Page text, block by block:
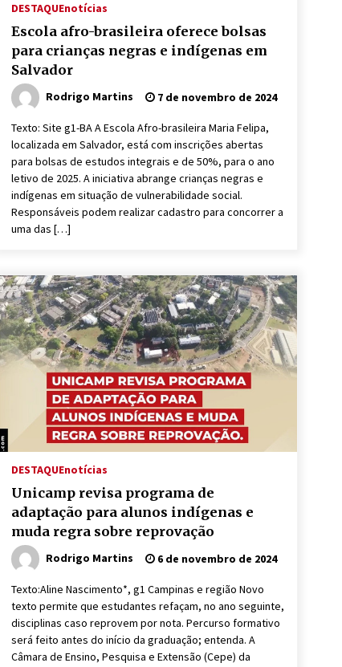
DESTAQUEnotícias
Escola afro-brasileira oferece bolsas
para crianças negras e indígenas em
Salvador
Rodrigo Martins 7 de novembro de 2024
Texto: Site g1-BA A Escola Afro-brasileira Maria Felipa,
localizada em Salvador, está com inscrições abertas
para bolsas de estudos integrais e de 50%, para o ano
letivo de 2025. A iniciativa abrange crianças negras e
indígenas em situação de vulnerabilidade social.
Responsáveis podem realizar cadastro para concorrer a
uma das […]
DESTAQUEnotícias
Unicamp revisa programa de
adaptação para alunos indígenas e
muda regra sobre reprovação
Rodrigo Martins 6 de novembro de 2024
Texto:Aline Nascimento*, g1 Campinas e região Novo
texto permite que estudantes refaçam, no ano seguinte,
disciplinas caso reprovem por nota. Percurso formativo
será feito antes do início da graduação; entenda. A
Câmara de Ensino, Pesquisa e Extensão (Cepe) da